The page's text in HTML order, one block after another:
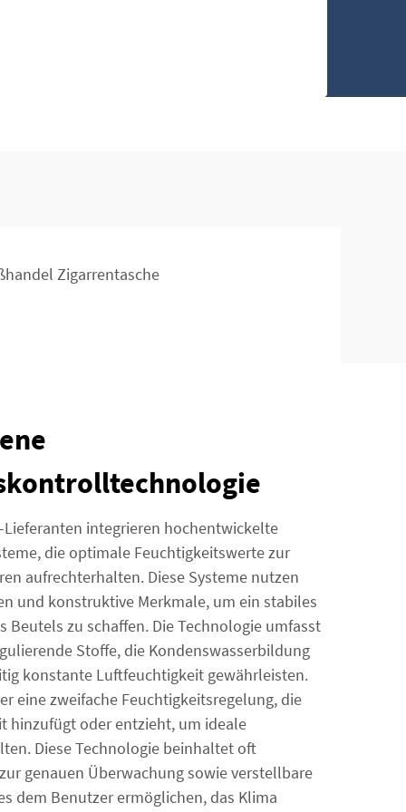
Zigarrentasche
integrieren hochentwickelte
die optimale Feuchtigkeitswerte zur
aufrechterhalten. Diese Systeme nutzen
und konstruktive Merkmale, um ein stabiles
Beutels zu schaffen. Die Technologie umfasst
Stoffe, die Kondenswasserbildung
konstante Luftfeuchtigkeit gewährleisten.
eine zweifache Feuchtigkeitsregelung, die
hinzufügt oder entzieht, um ideale
Diese Technologie beinhaltet oft
genauen Überwachung sowie verstellbare
dem Benutzer ermöglichen, das Klima